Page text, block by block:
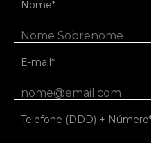
Nome*
E-mail*
Telefone (DDD) +